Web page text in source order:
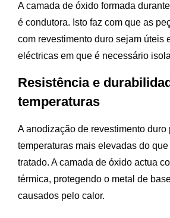
A camada de óxido formada
é condutora. Isto faz com que as
com revestimento duro sejam úteis
eléctricas em que é necessário
Resistência e
temperaturas
A anodização de revestimento duro
temperaturas mais elevadas do
tratado. A camada de óxido actua
térmica, protegendo o metal de
causados pelo calor.